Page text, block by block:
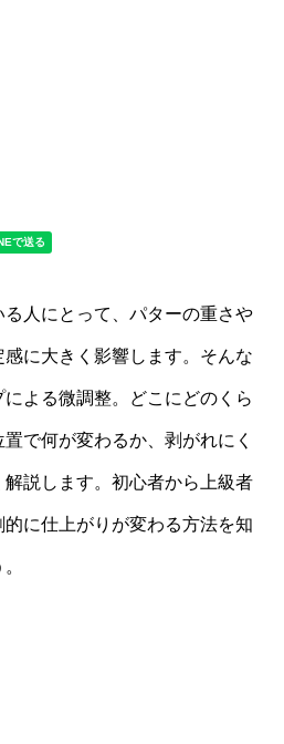
人にとって、パターの重さや
に大きく影響します。そんな
よる微調整。どこにどのくら
で何が変わるか、剥がれにく
解説します。初心者から上級者
に仕上がりが変わる方法を知